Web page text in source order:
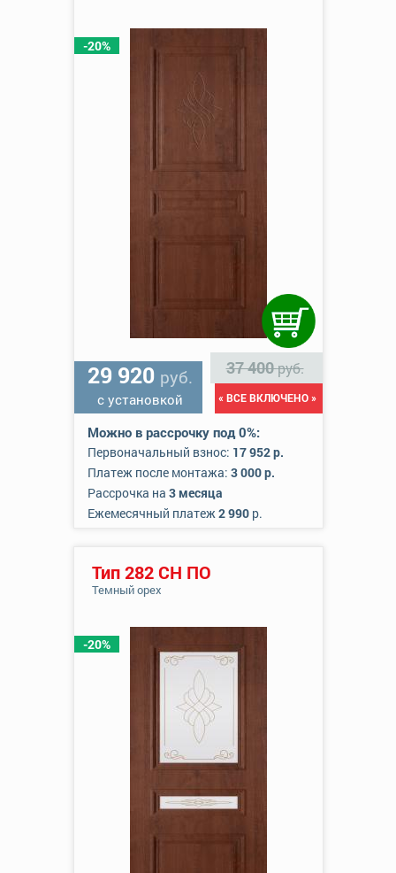
-20%
29 920 руб.
с установкой
37 400руб.
« ВСЕ ВКЛЮЧЕНО »
Можно в рассрочку под 0%:
Первоначальный взнос: 17 952 р.
Платеж после монтажа: 3 000 р.
Рассрочка на 3 месяца
Ежемесячный платеж2 990р.
-20%
Тип 282 СН ПО
Темный орех